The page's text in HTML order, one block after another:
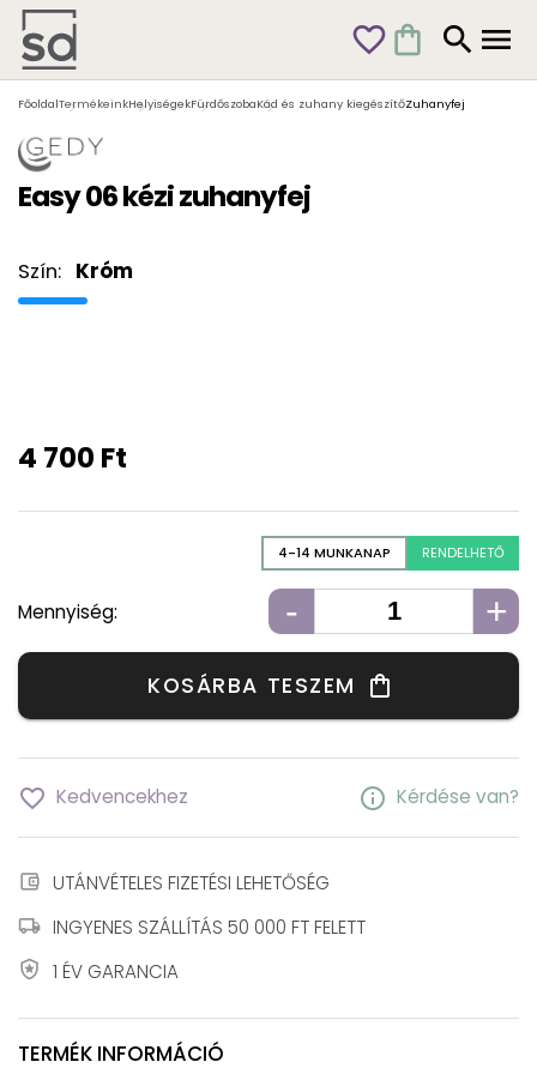
favorite_outline shopping_bag search menu
FőoldalTermékeinkHelyiségekFürdőszobaKád és zuhany kiegészítőZuhanyfej
Easy 06 kézi zuhanyfej
4 700 Ft
Szín: Króm
4-14 MUNKANAP RENDELHETŐ
Mennyiség: - +
KOSÁRBA TESZEM shopping_bag
favorite_border Kedvencekhez info Kérdése van?
account_balance_wallet UTÁNVÉTELES FIZETÉSI LEHETŐSÉG
local_shipping INGYENES SZÁLLÍTÁS 50 000 FT FELETT
local_police 1 ÉV GARANCIA
TERMÉK INFORMÁCIÓ